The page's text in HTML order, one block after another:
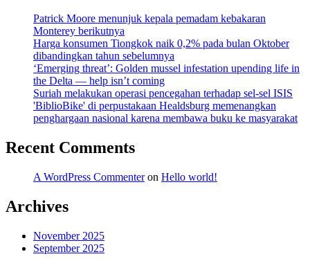
Patrick Moore menunjuk kepala pemadam kebakaran
Monterey berikutnya
Harga konsumen Tiongkok naik 0,2% pada bulan Oktober
dibandingkan tahun sebelumnya
‘Emerging threat’: Golden mussel infestation upending life in
the Delta — help isn’t coming
Suriah melakukan operasi pencegahan terhadap sel-sel ISIS
'BiblioBike' di perpustakaan Healdsburg memenangkan
penghargaan nasional karena membawa buku ke masyarakat
Recent Comments
A WordPress Commenteron Hello world!
Archives
November 2025
September 2025